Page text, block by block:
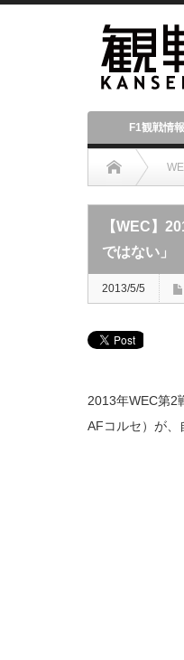
F1観戦情報
【WEC】
ではない」
2013/5/5
2013年WEC第2
AFコルセ）が、